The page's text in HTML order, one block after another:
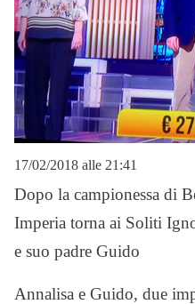
17/02/2018 alle 21:41
Dopo la campionessa di
Imperia torna ai Soliti
e suo padre Guido
Annalisa e Guido, due